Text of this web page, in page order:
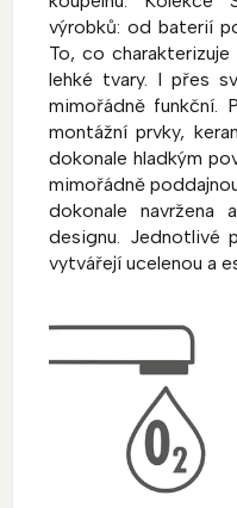
výrobků: od baterií
To, co
lehké tvary. I přes
mimořádně funkční.
montážní prvky,
dokonale hladkým
mimořádně
dokonale navržena
designu. Jednotlivé
vytvářejí ucelenou a